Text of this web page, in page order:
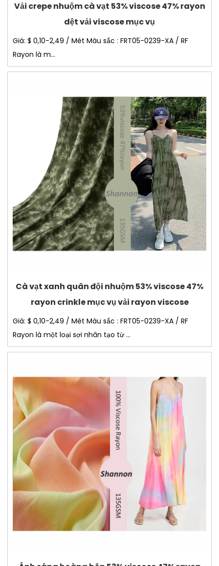
Vải crepe nhuộm cà vạt 53% viscose 47% rayon
dệt vải viscose mục vụ
Giá: $ 0,10-2,49 / Mét Màu sắc : FRT05-0239-XA / RF
Rayon là m...
Cà vạt xanh quân đội nhuộm 53% viscose 47%
rayon crinkle mục vụ vải rayon viscose
Giá: $ 0,10-2,49 / Mét Màu sắc : FRT05-0239-XA / RF
Rayon là một loại sợi nhân tạo từ ...